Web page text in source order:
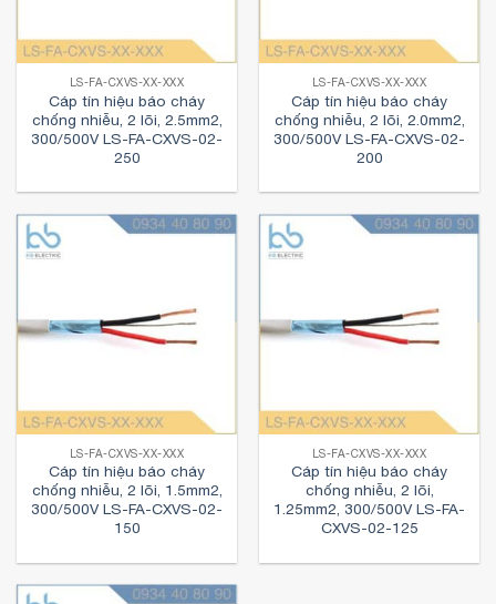
LS-FA-CXVS-XX-XXX
Cáp tín hiệu báo cháy
chống nhiễu, 2 lõi, 2.5mm2,
300/500V LS-FA-CXVS-02-
250
LS-FA-CXVS-XX-XXX
Cáp tín hiệu báo cháy
chống nhiễu, 2 lõi, 2.0mm2,
300/500V LS-FA-CXVS-02-
200
LS-FA-CXVS-XX-XXX
Cáp tín hiệu báo cháy
chống nhiễu, 2 lõi, 1.5mm2,
300/500V LS-FA-CXVS-02-
150
LS-FA-CXVS-XX-XXX
Cáp tín hiệu báo cháy
chống nhiễu, 2 lõi,
1.25mm2, 300/500V LS-FA-
CXVS-02-125